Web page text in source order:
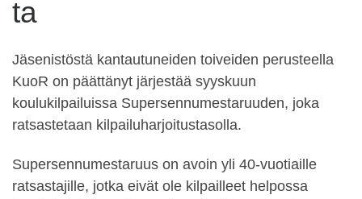
ta
Jäsenistöstä kantautuneiden toiveiden perusteella
KuoR on päättänyt järjestää syyskuun
koulukilpailuissa Supersennumestaruuden, joka
ratsastetaan kilpailuharjoitustasolla.
Supersennumestaruus on avoin yli 40-vuotiaille
ratsastajille, jotka eivät ole kilpailleet helpossa